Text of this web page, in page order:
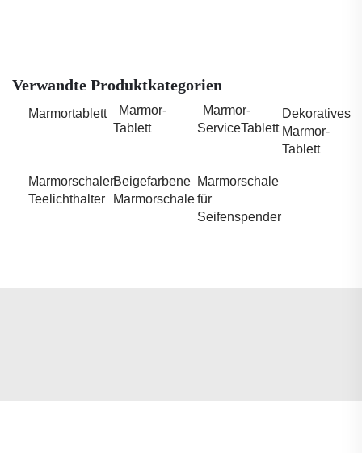
Verwandte Produktkategorien
Marmortablett
Marmor-
Tablett
Marmor-
ServiceTablett
Dekoratives
Marmor-
Tablett
Marmorschalen-
Teelichthalter
Beigefarbene
Marmorschale
Marmorschale
für
Seifenspender